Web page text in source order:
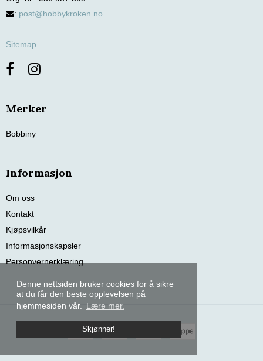
Denne nettsiden bruker cookies for å sikre
at du får den beste opplevelsen på
hjemmesiden vår.
Lære mer.
Skjønner!
: post@hobbykroken.no
Sitemap
Merker
Bobbiny
Informasjon
Om oss
Kontakt
Kjøpsvilkår
Informasjonskapsler
Personvernerklæring